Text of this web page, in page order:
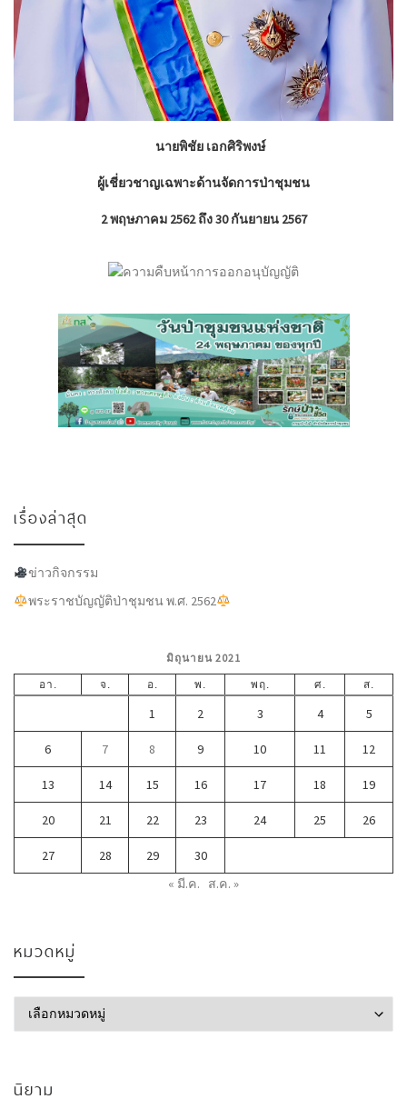
นายพิชัย เอกศิริพงษ์
ผู้เชี่ยวชาญเฉพาะด้านจัดการป่าชุมชน
2 พฤษภาคม 2562 ถึง 30 กันยายน 2567
เรื่องล่าสุด
ข่าวกิจกรรม
พระราชบัญญัติป่าชุมชน พ.ศ. 2562
มิถุนายน 2021
อา. จ. อ. พ. พฤ. ศ. ส.
1 2 3 4 5
6 7 8 9 10 11 12
13 14 15 16 17 18 19
20 21 22 23 24 25 26
27 28 29
30
« มี.ค.
ส.ค. »
หมวดหมู่
หมวดหมู่
นิยาม